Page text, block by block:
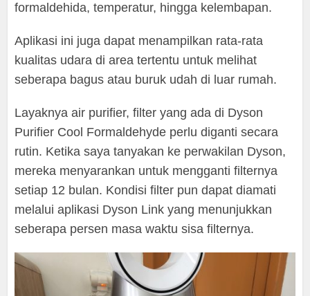
formaldehida, temperatur, hingga kelembapan.
Aplikasi ini juga dapat menampilkan rata-rata
kualitas udara di area tertentu untuk melihat
seberapa bagus atau buruk udah di luar rumah.
Layaknya air purifier, filter yang ada di Dyson
Purifier Cool Formaldehyde perlu diganti secara
rutin. Ketika saya tanyakan ke perwakilan Dyson,
mereka menyarankan untuk mengganti filternya
setiap 12 bulan. Kondisi filter pun dapat diamati
melalui aplikasi Dyson Link yang menunjukkan
seberapa persen masa waktu sisa filternya.